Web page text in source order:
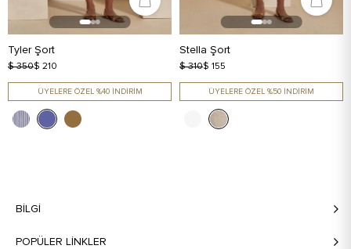
Tyler Şort
$ 350$ 210
ÜYELERE ÖZEL %40 İNDİRİM
Stella Şort
$ 310$ 155
ÜYELERE ÖZEL %50 İNDİRİM
BILGI
POPÜLER LİNKLER